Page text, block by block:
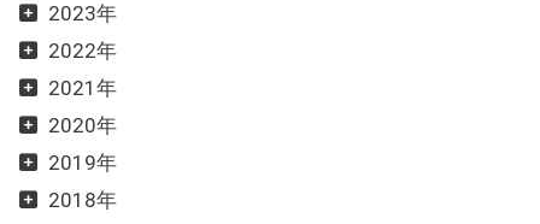
2023年
2022年
2021年
2020年
2019年
2018年